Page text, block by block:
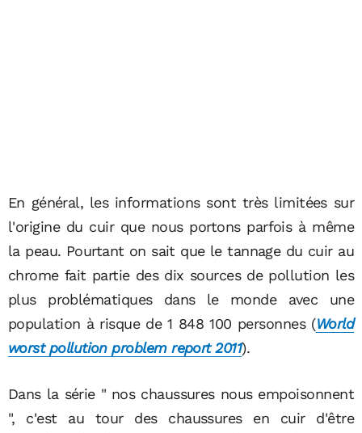
En général, les informations sont très limitées sur
l'origine du cuir que nous portons parfois à même
la peau. Pourtant on sait que le tannage du cuir au
chrome fait partie des dix sources de pollution les
plus problématiques dans le monde avec une
population à risque de 1 848 100 personnes (World
worst pollution problem report 2011).
Dans la série " nos chaussures nous empoisonnent
", c'est au tour des chaussures en cuir d'être